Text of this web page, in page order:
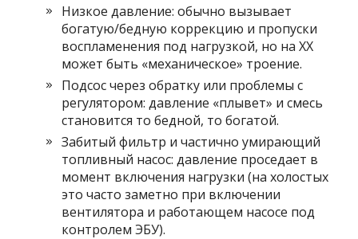
Низкое давление: обычно вызывает
богатую/бедную коррекцию и пропуски
воспламенения под нагрузкой, но на ХХ
может быть «механическое» троение.
Подсос через обратку или проблемы с
регулятором: давление «плывет» и смесь
становится то бедной, то богатой.
Забитый фильтр и частично умирающий
топливный насос: давление проседает в
момент включения нагрузки (на холостых
это часто заметно при включении
вентилятора и работающем насосе под
контролем ЭБУ).